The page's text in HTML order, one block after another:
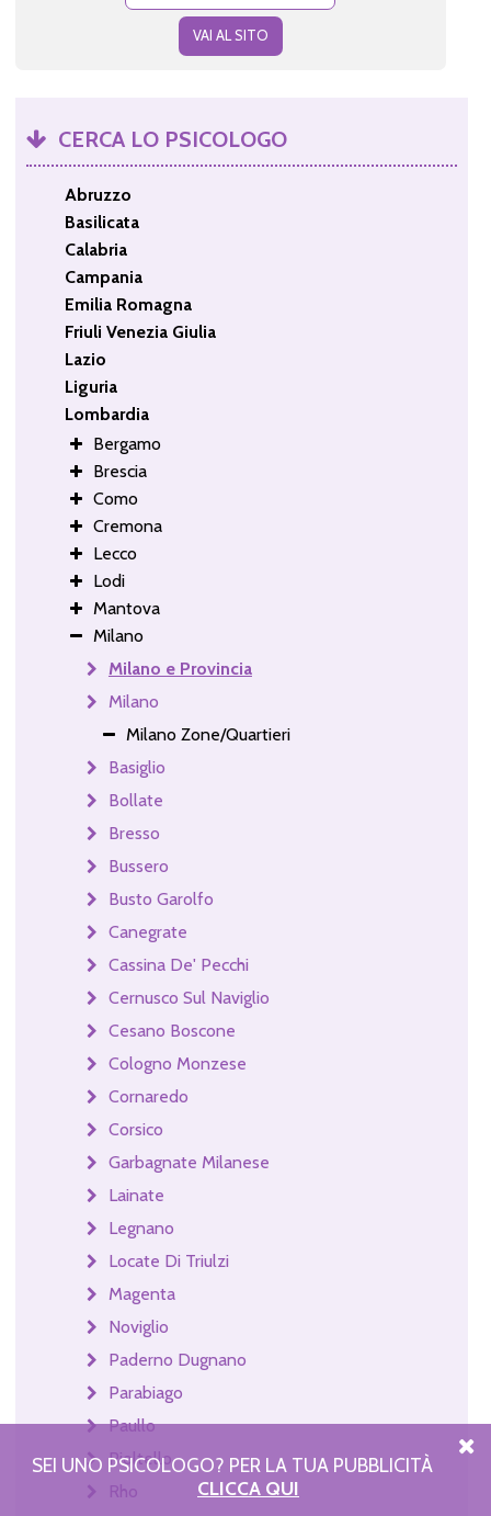
VAI AL SITO
CERCA LO PSICOLOGO
Abruzzo
Basilicata
Calabria
Campania
Emilia Romagna
Friuli Venezia Giulia
Lazio
Liguria
Lombardia
Bergamo
Brescia
Como
Cremona
Lecco
Lodi
Mantova
Milano
Milano e Provincia
Milano
Milano Zone/Quartieri
Basiglio
Bollate
Bresso
Bussero
Busto Garolfo
Canegrate
Cassina De' Pecchi
Cernusco Sul Naviglio
Cesano Boscone
Cologno Monzese
Cornaredo
Corsico
Garbagnate Milanese
Lainate
Legnano
Locate Di Triulzi
Magenta
Noviglio
Paderno Dugnano
Parabiago
Paullo
Pioltello
Rho
SEI UNO PSICOLOGO? PER LA TUA PUBBLICITÀ
CLICCA QUI